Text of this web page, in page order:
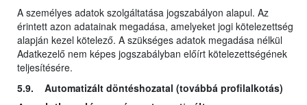
A személyes adatok szolgáltatása jogszabályon alapul. Az
érintett azon adatainak megadása, amelyeket jogi kötelezettség
alapján kezel kötelező. A szükséges adatok megadása nélkül
Adatkezelő nem képes jogszabályban előírt kötelezettségének
teljesítésére.
5.9. Automatizált döntéshozatal (továbbá profilalkotás)